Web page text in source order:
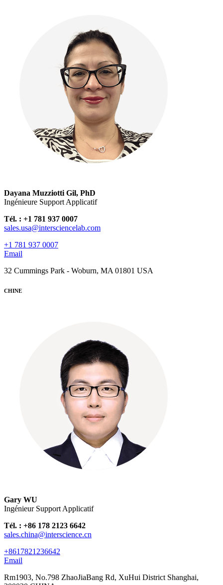
Dayana Muzziotti Gil, PhD
Ingénieure Support Applicatif
Tél. : +1 781 937 0007
sales.usa@intersciencelab.com
+1 781 937 0007
Email
32 Cummings Park - Woburn, MA 01801 USA
CHINE
Gary WU
Ingénieur Support Applicatif
Tél. : +86 178 2123 6642
sales.china@interscience.cn
+8617821236642
Email
Rm1903, No.798 ZhaoJiaBang Rd, XuHui District Shanghai,